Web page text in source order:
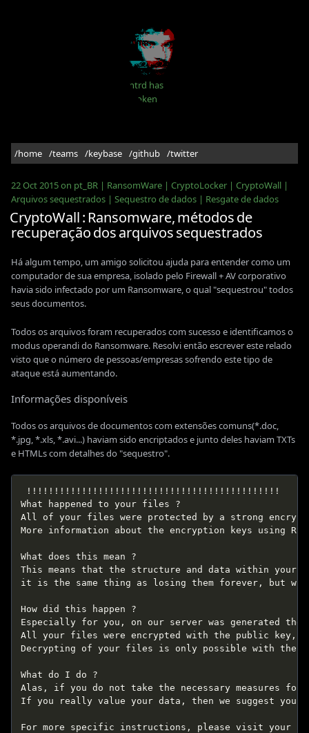
intrd has
spoken
/home /teams /keybase /github /twitter
22 Oct 2015on pt_BR | RansomWare | CryptoLocker | CryptoWall |
Arquivos sequestrados | Sequestro de dados | Resgate de dados
CryptoWall : Ransomware, métodos de
recuperação dos arquivos sequestrados
Há algum tempo, um amigo solicitou ajuda para entender como um
computador de sua empresa, isolado pelo Firewall + AV corporativo
havia sido infectado por um Ransomware, o qual "sequestrou" todos
seus documentos.
Todos os arquivos foram recuperados com sucesso e identificamos o
modus operandi do Ransomware. Resolvi então escrever este relado
visto que o número de pessoas/empresas sofrendo este tipo de
ataque está aumentando.
Informações disponíveis
Todos os arquivos de documentos com extensões comuns(*.doc,
*.jpg, *.xls, *.avi...) haviam sido encriptados e junto deles haviam TXTs
e HTMLs com detalhes do "sequestro".
!!!!!!!!!!!!!!!!!!!!!!!!!!!!!!!!!!!!!!!!!!!!!!
What happened to your files ?
All of your files were protected by a strong
More information about the encryption keys using
What does this mean ?
This means that the structure and data within
it is the same thing as losing them forever, but
How did this happen ?
Especially for you, on our server was generated
All your files were encrypted with the public key,
Decrypting of your files is only possible with the
What do I do ?
Alas, if you do not take the necessary measures
If you really value your data, then we suggest you
For more specific instructions, please visit your